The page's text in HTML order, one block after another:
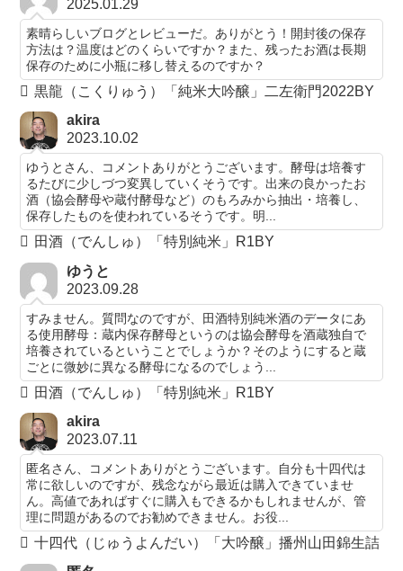
2025.01.29
素晴らしいブログとレビューだ。ありがとう！開封後の保存
方法は？温度はどのくらいですか？また、残ったお酒は長期
保存のために小瓶に移し替えるのですか？
黒龍（こくりゅう）「純米大吟醸」二左衛門2022BY
akira
2023.10.02
ゆうとさん、コメントありがとうございます。酵母は培養す
るたびに少しづつ変異していくそうです。出来の良かったお
酒（協会酵母や蔵付酵母など）のもろみから抽出・培養し、
保存したものを使われているそうです。明...
田酒（でんしゅ）「特別純米」R1BY
ゆうと
2023.09.28
すみません。質問なのですが、田酒特別純米酒のデータにあ
る使用酵母：蔵内保存酵母というのは協会酵母を酒蔵独自で
培養されているということでしょうか？そのようにすると蔵
ごとに微妙に異なる酵母になるのでしょう...
田酒（でんしゅ）「特別純米」R1BY
akira
2023.07.11
匿名さん、コメントありがとうございます。自分も十四代は
常に欲しいのですが、残念ながら最近は購入できていませ
ん。高値であればすぐに購入もできるかもしれませんが、管
理に問題があるのでお勧めできません。お役...
十四代（じゅうよんだい）「大吟醸」播州山田錦生詰